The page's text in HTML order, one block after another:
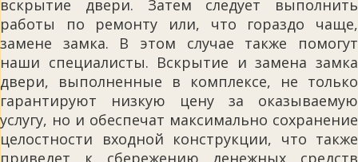
вскрытие двери. Затем следует выполнить
работы по ремонту или, что гораздо чаще,
замене замка. В этом случае также помогут
наши специалисты. Вскрытие и замена замка
двери, выполненные в комплексе, не только
гарантируют низкую цену за оказываемую
услугу, но и обеспечат максимально сохранение
целостности входной конструкции, что также
приведет к сбережению денежных средств